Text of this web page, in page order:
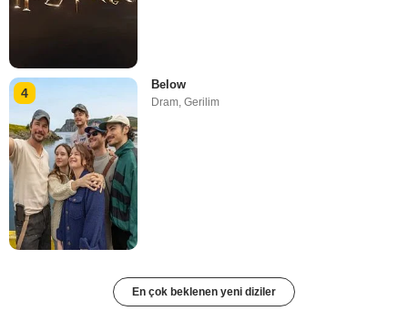
4
Below
Dram,Gerilim
En çok beklenen yeni diziler